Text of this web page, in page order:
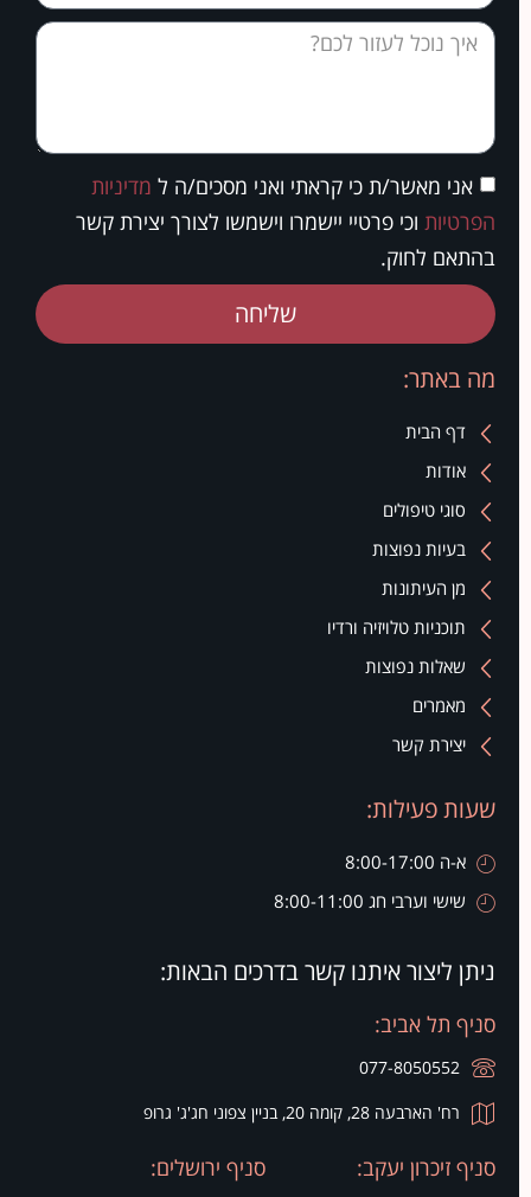
ניתן ליצור איתנו קשר בדרכים הבאות:
סניף תל אביב:
077-8050552
רח' הארבעה 28, קומה 20, בניין צפוני חג'ג' גרופ
סניף זיכרון יעקב: סניף ירושלים:
מה באתר:
דף הבית
אודות
סוגי טיפולים
בעיות נפוצות
מן העיתונות
תוכניות טלויזיה ורדיו
שאלות נפוצות
מאמרים
יצירת קשר
שעות פעילות:
א-ה 8:00-17:00
שישי וערבי חג 8:00-11:00
אני מאשר/ת כי קראתי ואני מסכים/ה למדיניות
הפרטיותוכי פרטיי יישמרו וישמשו לצורך יצירת קשר
בהתאם לחוק.
שליחה